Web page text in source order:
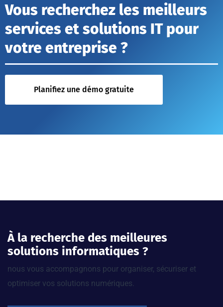
Vous recherchez les meilleurs
services et solutions IT pour
votre entreprise ?
Planifiez une démo gratuite
À la recherche des meilleures
solutions informatiques ?
nous vous accompagnons pour organiser, sécuriser et
optimiser vos solutions numériques.